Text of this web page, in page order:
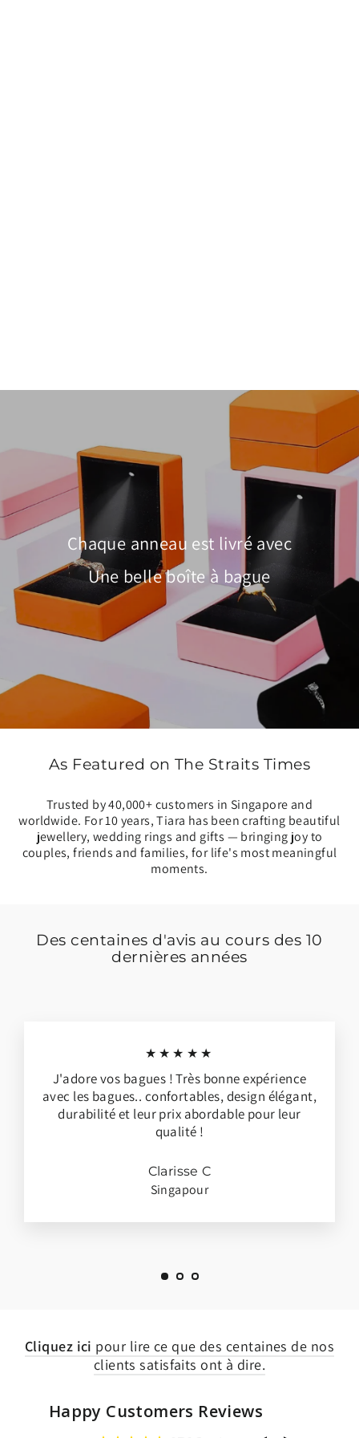
Chaque anneau est livré avec
Une belle boîte à bague
As Featured on The Straits Times
Trusted by 40,000+ customers in Singapore and
worldwide. For 10 years, Tiara has been crafting beautiful
jewellery, wedding rings and gifts — bringing joy to
couples, friends and families, for life's most meaningful
moments.
Des centaines d'avis au cours des 10
dernières années
★★★★★
J'adore vos bagues ! Très bonne expérience
avec les bagues.. confortables, design élégant,
durabilité et leur prix abordable pour leur
qualité !
Clarisse C
Singapour
Cliquez ici pour lire ce que des centaines de nos
clients satisfaits ont à dire.
Happy Customers Reviews